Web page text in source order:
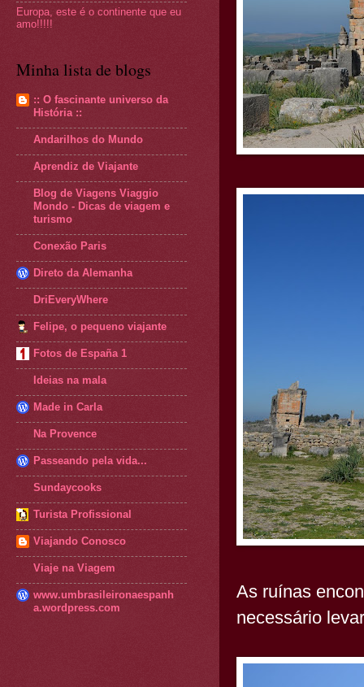
As ruínas
necessário
Europa, este é o continente que eu
amo!!!!!
Minha lista de blogs
:: O fascinante universo da
História ::
Andarilhos do Mundo
Aprendiz de Viajante
Blog de Viagens Viaggio
Mondo - Dicas de viagem e
turismo
Conexão Paris
Direto da Alemanha
DriEveryWhere
Felipe, o pequeno viajante
Fotos de España 1
Ideias na mala
Made in Carla
Na Provence
Passeando pela vida...
Sundaycooks
Turista Profissional
Viajando Conosco
Viaje na Viagem
www.umbrasileironaespanh
a.wordpress.com